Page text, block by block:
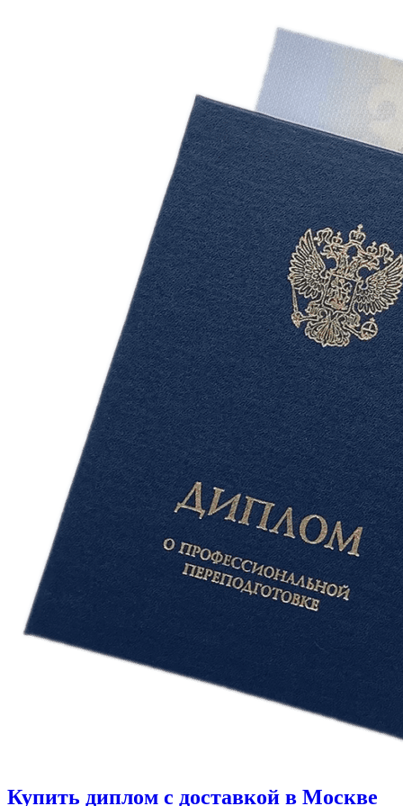
Купить диплом с доставкой в Москве